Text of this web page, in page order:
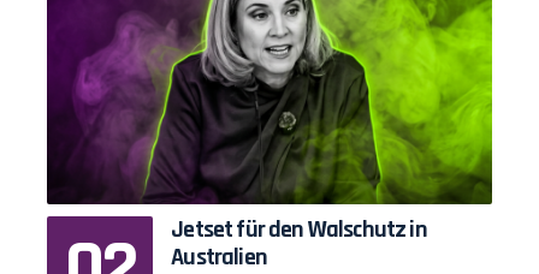
Jetset für den Walschutz in
Australien